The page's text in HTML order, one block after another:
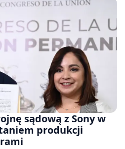
sądową z Sony w
produkcji